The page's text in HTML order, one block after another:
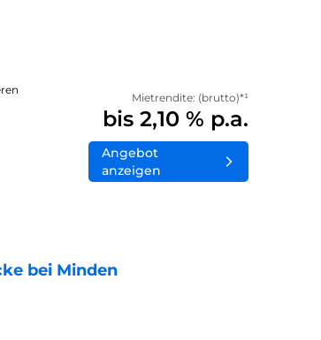
Mietrendite: (brutto)*¹
bis 2,10 % p.a.
Angebot
anzeigen
bei Minden